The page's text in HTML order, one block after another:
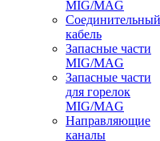
MIG/MAG
Соединительный
кабель
Запасные части
MIG/MAG
Запасные части
для горелок
MIG/MAG
Направляющие
каналы